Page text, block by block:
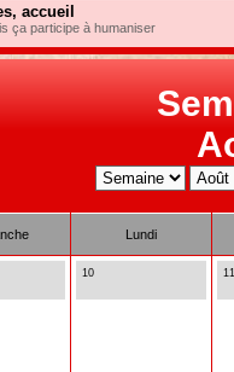
accueil
ça participe à humaniser
Lundi
10 11